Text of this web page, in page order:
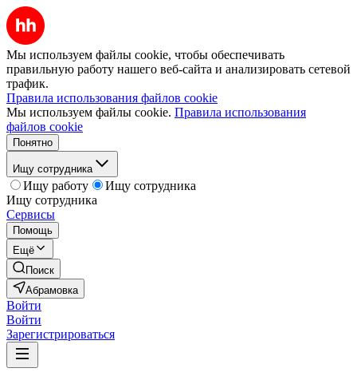
Мы используем файлы cookie, чтобы обеспечивать
правильную работу нашего веб-сайта и анализировать сетевой
трафик.
Правила использования файлов cookie
Мы используем файлы cookie. Правила использования
файлов cookie
Понятно
Ищу сотрудника
Ищу работу
Ищу сотрудника
Ищу сотрудника
Сервисы
Помощь
Ещё
Поиск
Абрамовка
Войти
Войти
Зарегистрироваться